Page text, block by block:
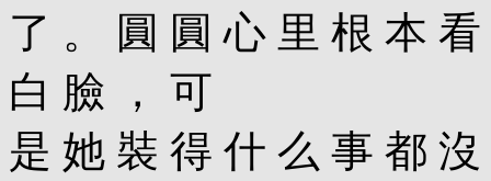
了 。 圓 圓 心 里 根 本
白 臉 ， 可
是 她 裝 得 什 么 事 都